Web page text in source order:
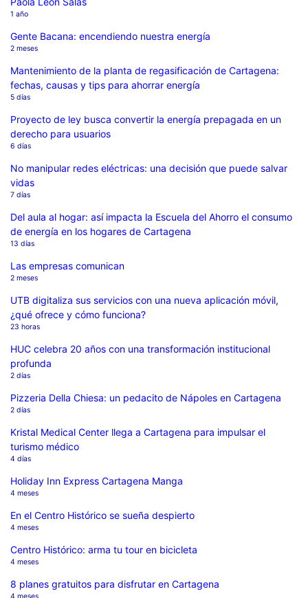
1 año
Gente Bacana: encendiendo nuestra energía
2 meses
Mantenimiento de la planta de regasificación de Cartagena:
fechas, causas y tips para ahorrar energía
5 días
Proyecto de ley busca convertir la energía prepagada en un
derecho para usuarios
6 días
No manipular redes eléctricas: una decisión que puede salvar
vidas
7 días
Del aula al hogar: así impacta la Escuela del Ahorro el consumo
de energía en los hogares de Cartagena
13 días
Las empresas comunican
2 meses
UTB digitaliza sus servicios con una nueva aplicación móvil,
¿qué ofrece y cómo funciona?
23 horas
HUC celebra 20 años con una transformación institucional
profunda
2 días
Pizzeria Della Chiesa: un pedacito de Nápoles en Cartagena
2 días
Kristal Medical Center llega a Cartagena para impulsar el
turismo médico
4 días
Holiday Inn Express Cartagena Manga
4 meses
En el Centro Histórico se sueña despierto
4 meses
Centro Histórico: arma tu tour en bicicleta
4 meses
8 planes gratuitos para disfrutar en Cartagena
4 meses